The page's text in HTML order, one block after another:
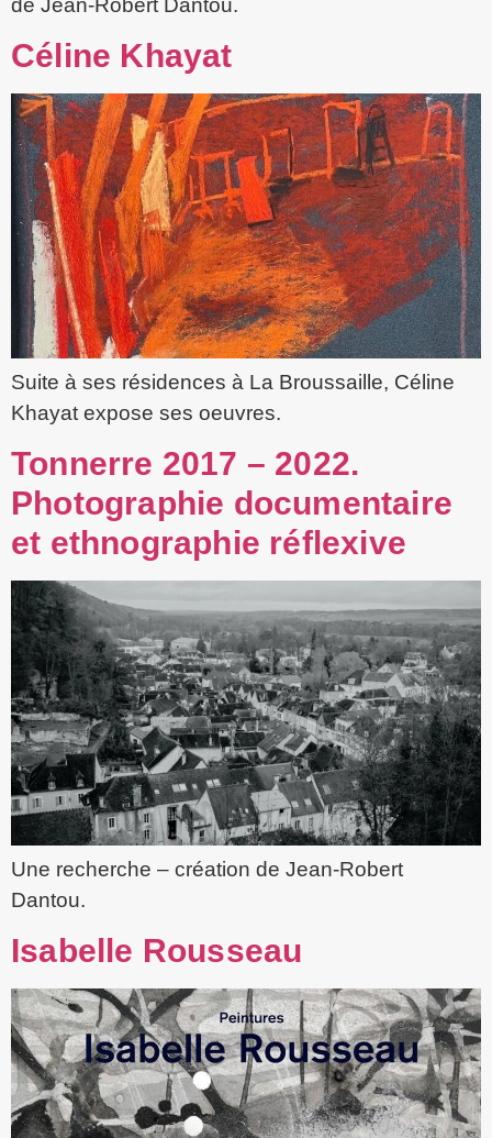
de Jean-Robert Dantou.
Céline Khayat
Suite à ses résidences à La Broussaille, Céline
Khayat expose ses oeuvres.
Tonnerre 2017 – 2022.
Photographie documentaire
et ethnographie réflexive
Une recherche – création de Jean-Robert
Dantou.
Isabelle Rousseau